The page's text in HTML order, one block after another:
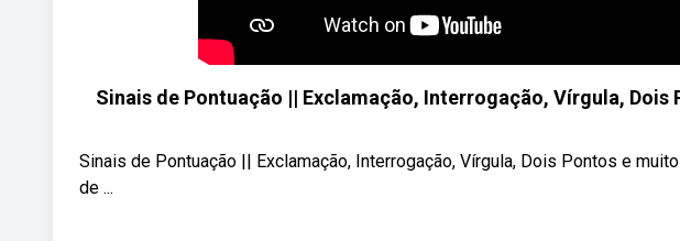
Sinais de Pontuação || Exclamação, Interrogação, Vírgula, Dois
Sinais de Pontuação || Exclamação, Interrogação, Vírgula, Dois Pontos e
de ...